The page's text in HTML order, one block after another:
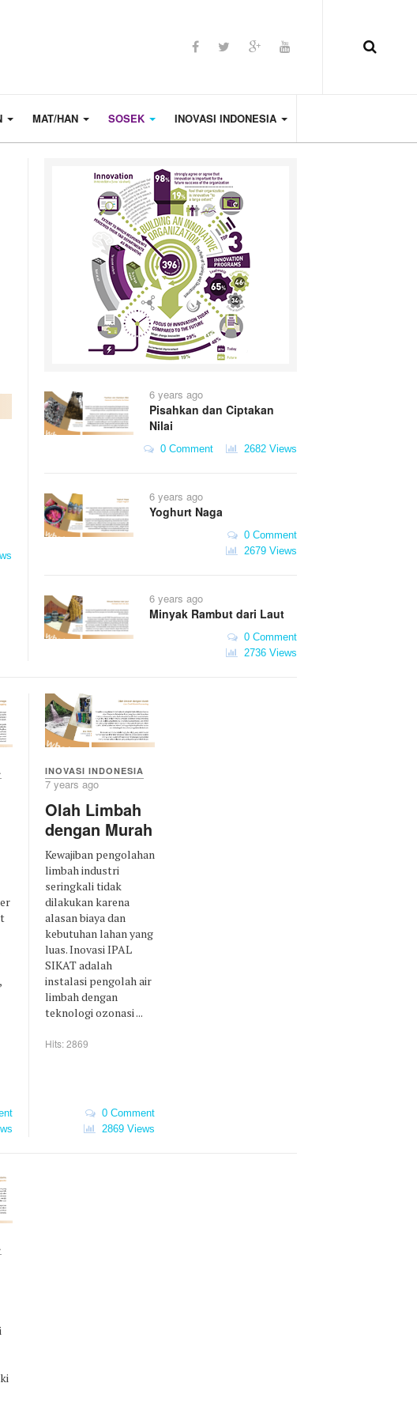
MAT/HAN SOSEK INOVASI INDONESIA
6 years ago
Pisahkan dan Ciptakan
Nilai
0 Comment 2682 Views
6 years ago
Yoghurt Naga
0 Comment
2679 Views
6 years ago
Minyak Rambut dari Laut
0 Comment
2736 Views
INOVASI INDONESIA
7 years ago
Olah Limbah
dengan Murah
Kewajiban pengolahan
limbah industri
seringkali tidak
dilakukan karena
alasan biaya dan
kebutuhan lahan yang
luas. Inovasi IPAL
SIKAT adalah
instalasi pengolah air
limbah dengan
teknologi ozonasi ...
Hits: 2869
0 Comment
2869 Views